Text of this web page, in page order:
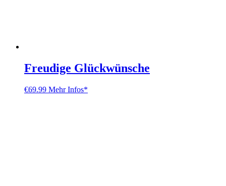
Freudige Glückwünsche
€69.99 Mehr Infos*